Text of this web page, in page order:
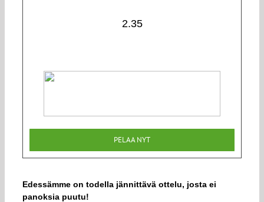
2.35
PELAA NYT
Edessämme on todella jännittävä ottelu, josta ei
panoksia puutu!